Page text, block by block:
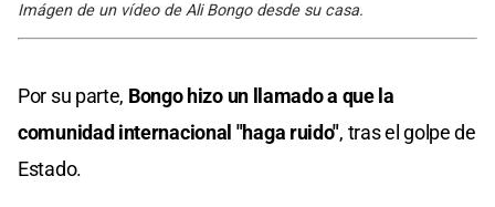
Imágen de un vídeo de Ali Bongo desde su casa.
Por su parte, Bongo hizo un llamado a que la
comunidad internacional "haga ruido", tras el golpe de
Estado.